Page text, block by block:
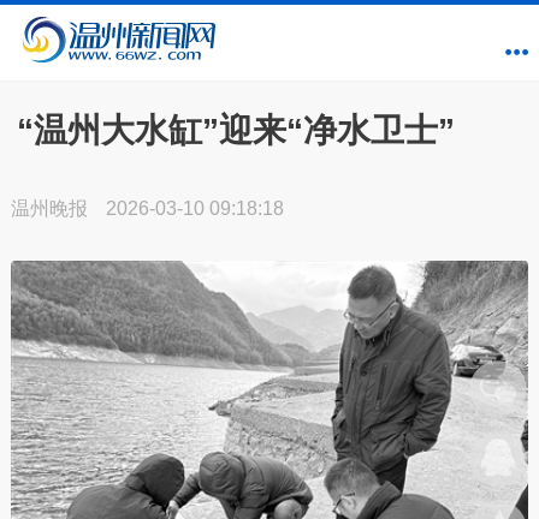
“温州大水缸”迎来“净水卫士”
温州晚报 2026-03-10 09:18:18